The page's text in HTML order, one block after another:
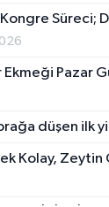
Süreci;
Ekmeği Pazar
düşen ilk
Kolay, Zeytin